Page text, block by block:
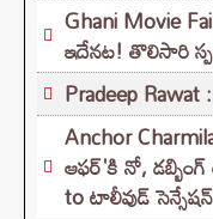
Ghani Movie
ఇదేనట! తొలిసారి
Pradeep
Anchor
ఆఫర్'కి నో, డబ్బింగ్
to టాలీవుడ్